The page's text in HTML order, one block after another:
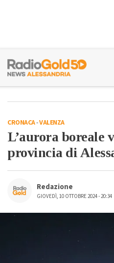
CRONACA-VALENZA
L’aurora boreale
provincia di
Redazione
GIOVEDÌ, 10 OTTOBRE 2024 - 20:34